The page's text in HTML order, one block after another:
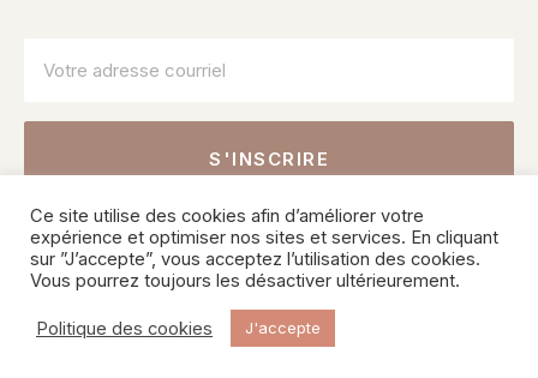
Inscrivez-vous pour connaître nos offres sur les soins, les
produits et recevoir des conseils de nos professionnels.
© 2026 SKINPURE Inc – Tous droits réservés. Une création
EMBLÈME COMMUNICATION
Ce site utilise des cookies afin d’améliorer votre
expérience et optimiser nos sites et services. En cliquant
sur ”J’accepte”, vous acceptez l’utilisation des cookies.
Vous pourrez toujours les désactiver ultérieurement.
Politique des cookies J'accepte